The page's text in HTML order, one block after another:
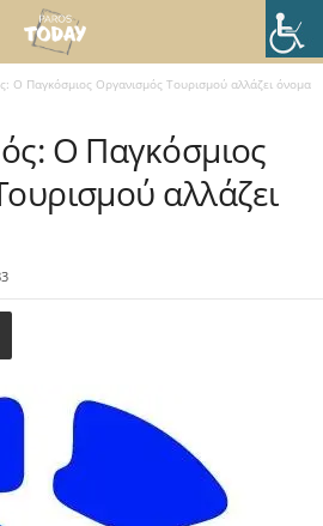
Ο Παγκόσμιος Οργανισμός Τουρισμού αλλάζει όνομα
Ο Παγκόσμιος
αλλάζει